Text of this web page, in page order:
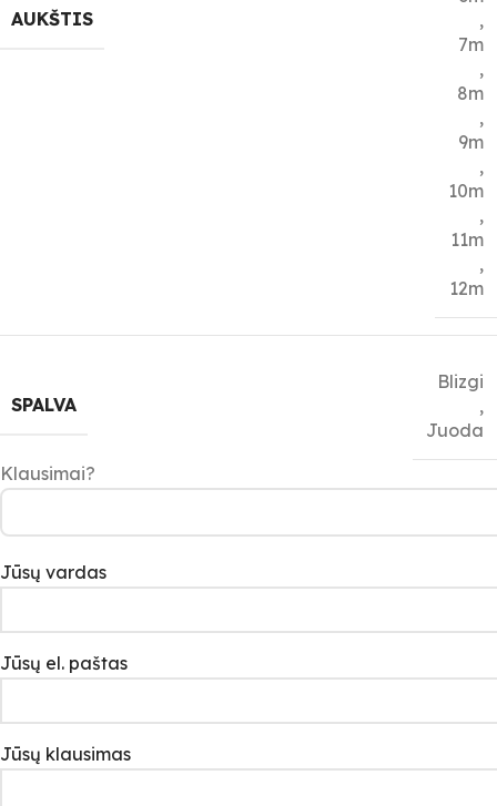
AUKŠTIS
,
7m
,
8m
,
9m
,
10m
,
11m
,
12m
SPALVA
Blizgi
,
Juoda
Klausimai?
Jūsų vardas
Jūsų el. paštas
Jūsų klausimas